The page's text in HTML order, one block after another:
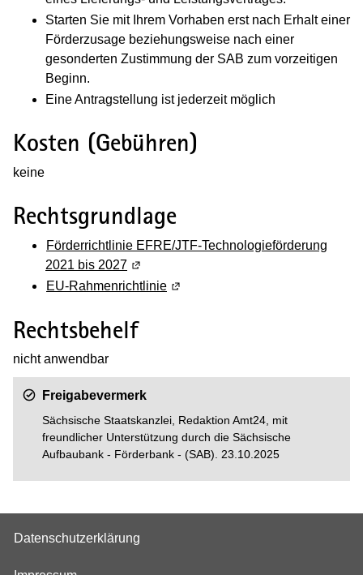
Starten Sie mit Ihrem Vorhaben erst nach Erhalt einer
Förderzusage beziehungsweise nach einer
gesonderten Zustimmung der SAB zum vorzeitigen
Beginn.
Eine Antragstellung ist jederzeit möglich
Kosten (Gebühren)
keine
Rechtsgrundlage
Förderrichtlinie EFRE/JTF-Technologieförderung
2021 bis 2027 (Wird in einem neuen Fenster geöffnet)
EU-Rahmenrichtlinie (Wird in einem neuen Fenster
Rechtsbehelf
nicht anwendbar
Freigabevermerk
Sächsische Staatskanzlei, Redaktion Amt24, mit
freundlicher Unterstützung durch die Sächsische
Aufbaubank - Förderbank - (SAB). 23.10.2025
Datenschutzerklärung